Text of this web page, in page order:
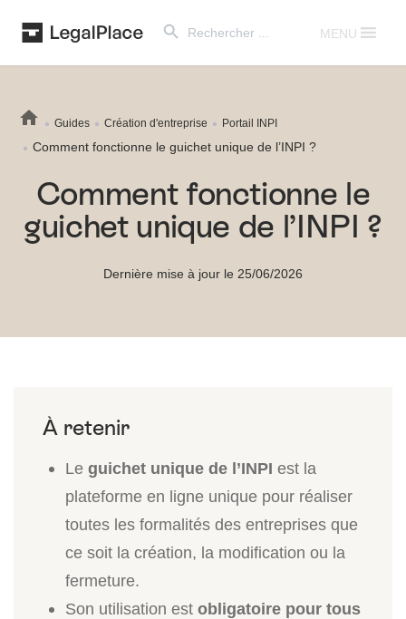
for:
MENU
Guides Création d'entreprise Portail INPI
Comment fonctionne le guichet unique de l’INPI ?
Comment fonctionne le
guichet unique de l’INPI ?
Dernière mise à jour le 25/06/2026
Le guichet unique de l’INPI est la
plateforme en ligne unique pour réaliser
toutes les formalités des entreprises que
ce soit la création, la modification ou la
fermeture.
Son utilisation est obligatoire pour tous